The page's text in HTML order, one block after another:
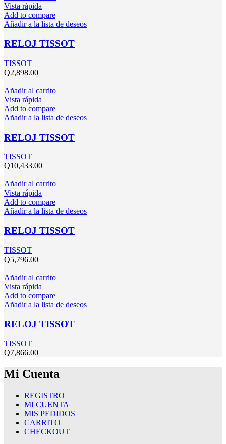
Vista rápida
Add to compare
Añadir a la lista de deseos
RELOJ TISSOT
TISSOT
Q2,898.00
Añadir al carrito
Vista rápida
Add to compare
Añadir a la lista de deseos
RELOJ TISSOT
TISSOT
Q10,433.00
Añadir al carrito
Vista rápida
Add to compare
Añadir a la lista de deseos
RELOJ TISSOT
TISSOT
Q5,796.00
Añadir al carrito
Vista rápida
Add to compare
Añadir a la lista de deseos
RELOJ TISSOT
TISSOT
Q7,866.00
Mi Cuenta
REGISTRO
MI CUENTA
MIS PEDIDOS
CARRITO
CHECKOUT